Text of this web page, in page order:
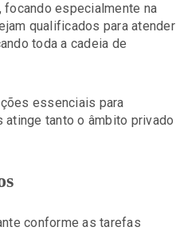
especialmente na
qualificados para atender
toda a cadeia de
essenciais para
tanto o âmbito privado
conforme as tarefas